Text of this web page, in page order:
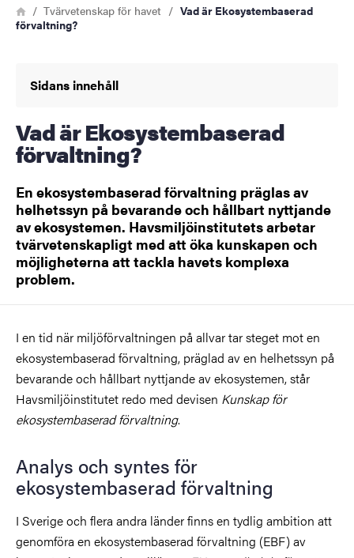
Länkstig
HemTvärvetenskap för havet
Vad är Ekosystembaserad
förvaltning?
Sidans innehåll
Vad är Ekosystembaserad
förvaltning?
En ekosystembaserad förvaltning präglas av
helhetssyn på bevarande och hållbart nyttjande
av ekosystemen. Havsmiljöinstitutets arbetar
tvärvetenskapligt med att öka kunskapen och
möjligheterna att tackla havets komplexa
problem.
I en tid när miljöförvaltningen på allvar tar steget mot en
ekosystembaserad förvaltning, präglad av en helhetssyn på
bevarande och hållbart nyttjande av ekosystemen, står
Havsmiljöinstitutet redo med devisen Kunskap för
ekosystembaserad förvaltning.
Analys och syntes för
ekosystembaserad förvaltning
I Sverige och flera andra länder finns en tydlig ambition att
genomföra en ekosystembaserad förvaltning (EBF) av